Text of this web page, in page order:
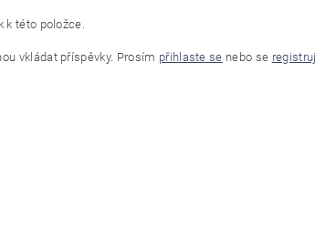
k této položce.
vkládat příspěvky. Prosím přihlaste se nebo se